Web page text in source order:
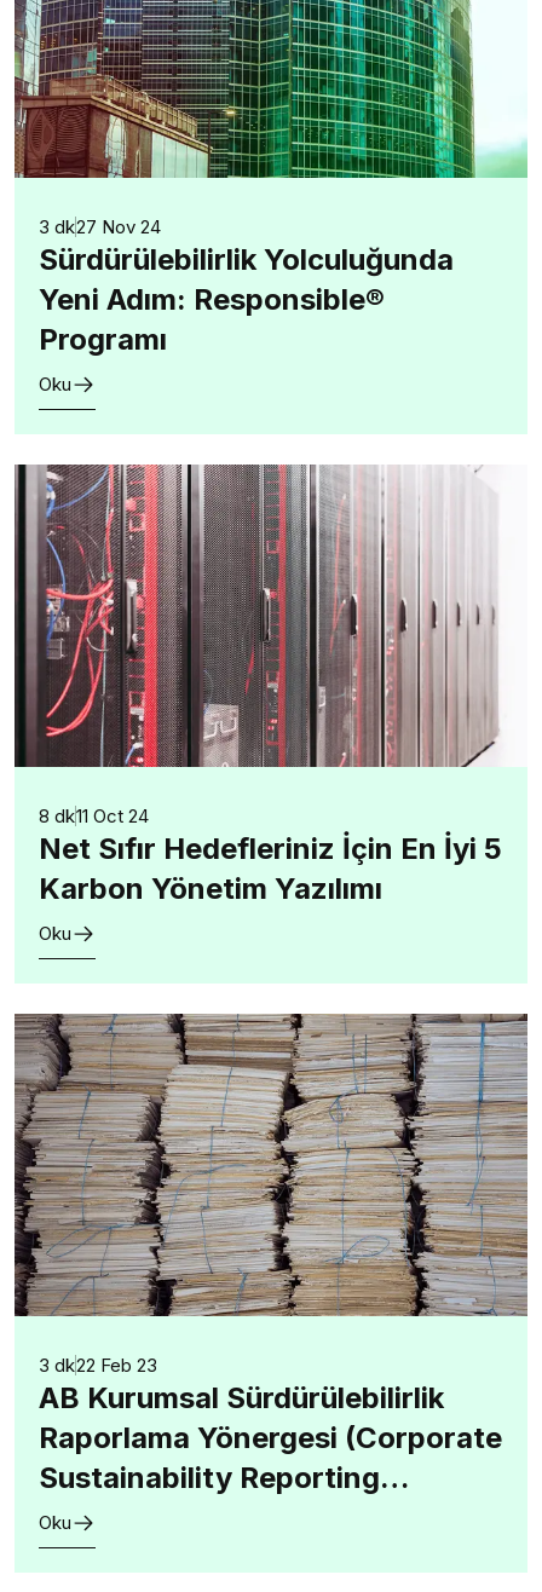
3 dk27 Nov 24
Sürdürülebilirlik Yolculuğunda
Yeni Adım: Responsible®
Programı
Oku
8 dk11 Oct 24
Net Sıfır Hedefleriniz İçin En İyi 5
Karbon Yönetim Yazılımı
Oku
3 dk22 Feb 23
AB Kurumsal Sürdürülebilirlik
Raporlama Yönergesi (Corporate
Sustainability Reporting
Directive-CSRD)
Oku